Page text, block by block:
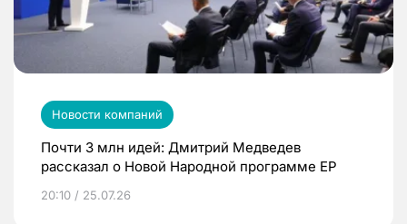
Новости компаний
Почти 3 млн идей: Дмитрий Медведев
рассказал о Новой Народной программе ЕР
20:10 / 25.07.26